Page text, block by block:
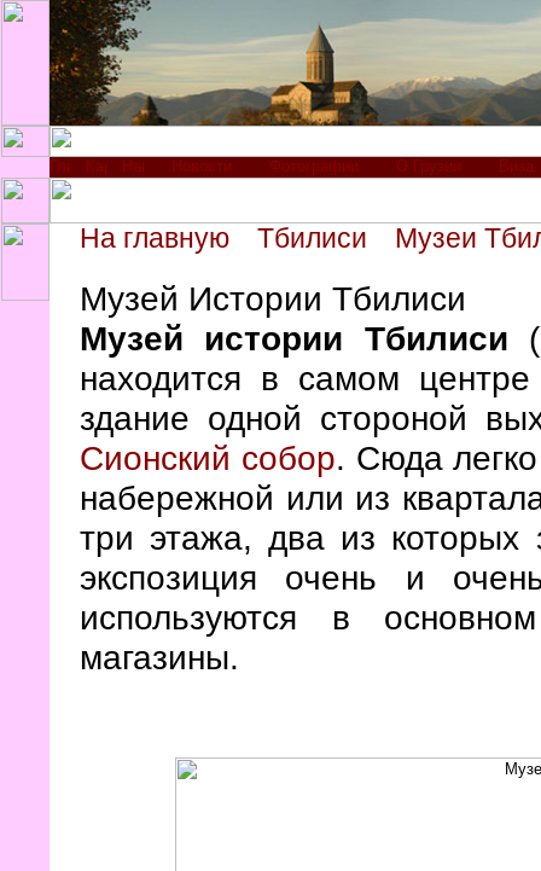
Новости Фотографии О Грузии Виза
На главную Тбилиси Музеи
Музей Истории Тбилиси
Музей истории Тбилиси
находится в самом
здание одной стороной
Сионский собор. Сюда
набережной или из
три этажа, два из
экспозиция очень и
используются в
магазины.